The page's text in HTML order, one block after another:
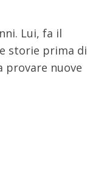
Lui, fa il
storie prima di
provare nuove